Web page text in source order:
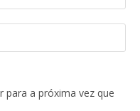
para a próxima vez que